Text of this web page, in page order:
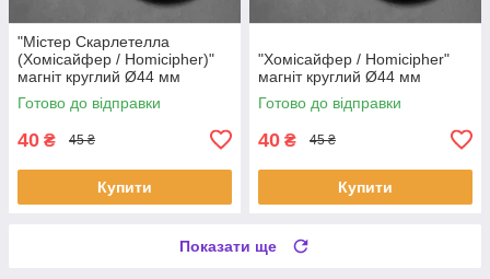
"Містер Скарлетелла
(Хомісайфер / Homicipher)"
магніт круглий Ø44 мм
Готово до відправки
40 ₴ 45 ₴
Купити
"Хомісайфер / Homicipher"
магніт круглий Ø44 мм
Готово до відправки
40 ₴ 45 ₴
Купити
Показати ще